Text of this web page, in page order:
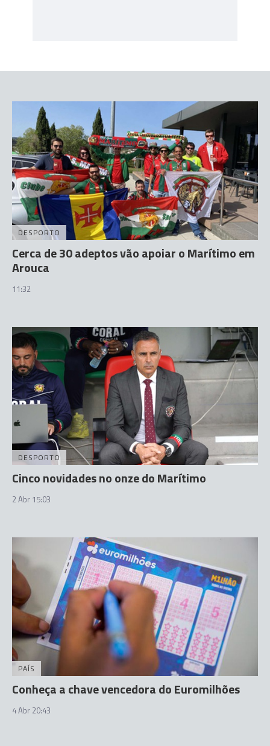
DESPORTO
Cerca de 30 adeptos vão apoiar o Marítimo em
Arouca
11:32
DESPORTO
Cinco novidades no onze do Marítimo
2 Abr 15:03
PAÍS
Conheça a chave vencedora do Euromilhões
4 Abr 20:43